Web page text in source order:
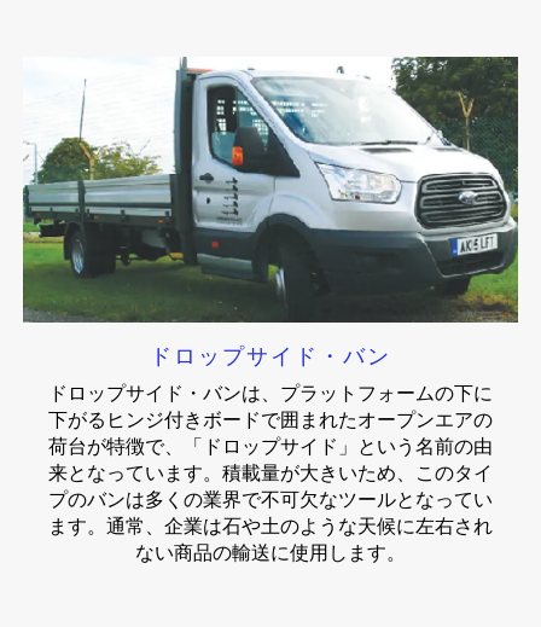
ドロップサイド・バン
ドロップサイド・バンは、プラットフォームの下に
下がるヒンジ付きボードで囲まれたオープンエアの
荷台が特徴で、「ドロップサイド」という名前の由
来となっています。積載量が大きいため、このタイ
プのバンは多くの業界で不可欠なツールとなってい
ます。通常、企業は石や土のような天候に左右され
ない商品の輸送に使用します。